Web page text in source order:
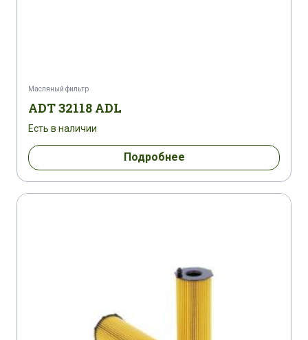
Масляный фильтр
ADT 32118 ADL
Есть в наличии
Подробнее